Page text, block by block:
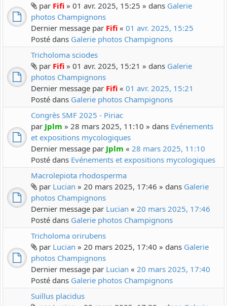
par Fifi » 01 avr. 2025, 15:25 » dans Galerie
photos Champignons
Dernier message par Fifi « 01 avr. 2025, 15:25
Posté dans Galerie photos Champignons
Tricholoma sciodes
par Fifi » 01 avr. 2025, 15:21 » dans Galerie
photos Champignons
Dernier message par Fifi « 01 avr. 2025, 15:21
Posté dans Galerie photos Champignons
Congrès SMF 2025 - Piriac
par Jplm » 28 mars 2025, 11:10 » dans Evénements
et expositions mycologiques
Dernier message par Jplm « 28 mars 2025, 11:10
Posté dans Evénements et expositions mycologiques
Macrolepiota rhodosperma
par Lucian » 20 mars 2025, 17:46 » dans Galerie
photos Champignons
Dernier message par Lucian « 20 mars 2025, 17:46
Posté dans Galerie photos Champignons
Tricholoma orirubens
par Lucian » 20 mars 2025, 17:40 » dans Galerie
photos Champignons
Dernier message par Lucian « 20 mars 2025, 17:40
Posté dans Galerie photos Champignons
Suillus placidus